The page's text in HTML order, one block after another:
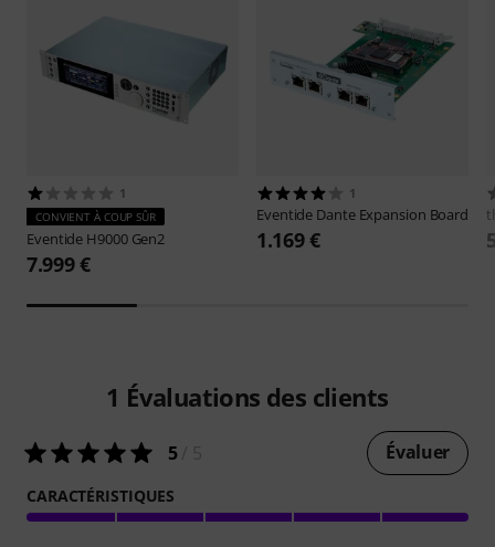
1
CONVIENT À COUP SÛR
Eventide H9000 Gen2
7.999 €
1
Eventide Dante Expansion Board
1.169 €
1 Évaluations des clients
5/ 5 Évaluer
CARACTÉRISTIQUES